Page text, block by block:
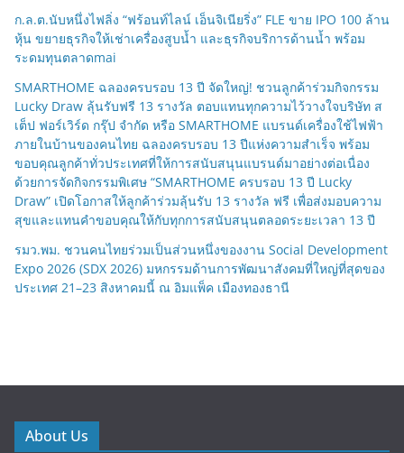
ก.ล.ต.นับหนึ่งไฟลิ่ง “ฟร้อนท์ไลน์ เอ็นจิเนียริ่ง” FLE ขาย IPO 100 ล้าน
หุ้น ขยายธุรกิจให้เช่าเครื่องสูบน้ำ และธุรกิจบริการด้านน้ำ พร้อม
ระดมทุนตลาดmai
SMARTHOME ฉลองครบรอบ 13 ปี จัดใหญ่! ชวนลูกค้าร่วมกิจกรรม
Lucky Draw ลุ้นรับฟรี 13 รางวัล ตอบแทนทุกความไว้วางใจบริษัท ส
เต็ป ฟอร์เวิร์ด กรุ๊ป จำกัด หรือ SMARTHOME แบรนด์เครื่องใช้ไฟฟ้า
ภายในบ้านของคนไทย ฉลองครบรอบ 13 ปีแห่งความสำเร็จ พร้อม
ขอบคุณลูกค้าทั่วประเทศที่ให้การสนับสนุนแบรนด์มาอย่างต่อเนื่อง
ด้วยการจัดกิจกรรมพิเศษ “SMARTHOME ครบรอบ 13 ปี Lucky
Draw” เปิดโอกาสให้ลูกค้าร่วมลุ้นรับ 13 รางวัล ฟรี เพื่อส่งมอบความ
สุขและแทนคำขอบคุณให้กับทุกการสนับสนุนตลอดระยะเวลา 13 ปี
รมว.พม. ชวนคนไทยร่วมเป็นส่วนหนึ่งของงาน Social Development
Expo 2026 (SDX 2026) มหกรรมด้านการพัฒนาสังคมที่ใหญ่ที่สุดของ
ประเทศ 21–23 สิงหาคมนี้ ณ อิมแพ็ค เมืองทองธานี
About Us